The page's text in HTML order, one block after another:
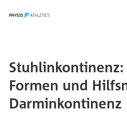
Stuhlinkontinenz:
Formen und
Darminkontinenz